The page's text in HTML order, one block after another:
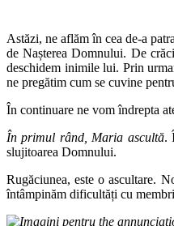
Astăzi, ne aflăm în cea de-a
de Nașterea Domnului. De
deschidem inimile lui. Prin
ne pregătim cum se cuvine
În continuare ne vom îndrepta
În primul rând, Maria ascultă.
slujitoarea Domnului.
Rugăciunea, este o ascultare.
întâmpinăm dificultăți cu